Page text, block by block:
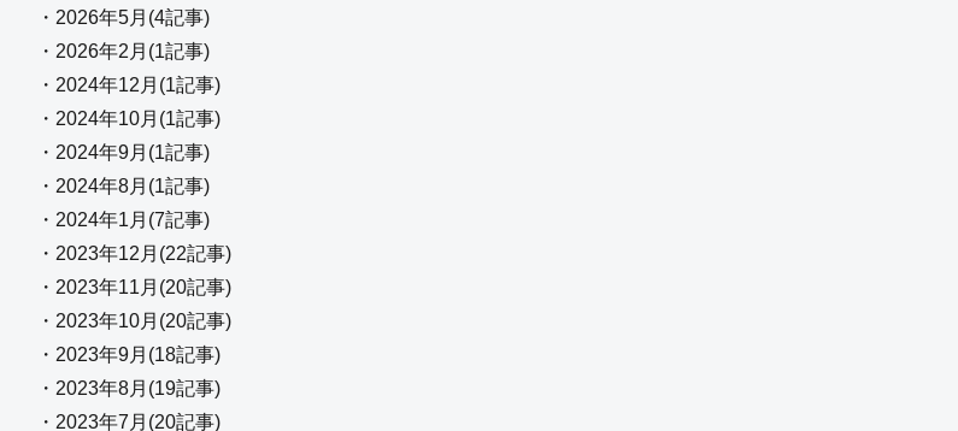
・2026年5月(4記事)
・2026年2月(1記事)
・2024年12月(1記事)
・2024年10月(1記事)
・2024年9月(1記事)
・2024年8月(1記事)
・2024年1月(7記事)
・2023年12月(22記事)
・2023年11月(20記事)
・2023年10月(20記事)
・2023年9月(18記事)
・2023年8月(19記事)
・2023年7月(20記事)